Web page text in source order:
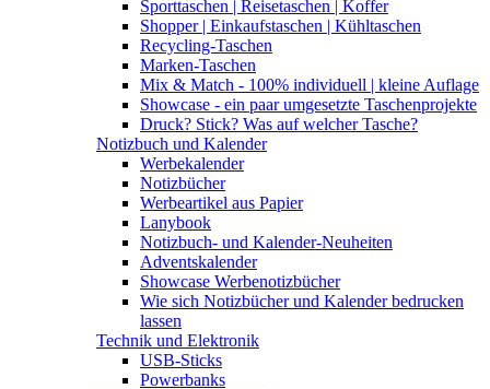
Sporttaschen | Reisetaschen | Koffer
Shopper | Einkaufstaschen | Kühltaschen
Recycling-Taschen
Marken-Taschen
Mix & Match - 100% individuell | kleine Auflage
Showcase - ein paar umgesetzte Taschenprojekte
Druck? Stick? Was auf welcher Tasche?
Notizbuch und Kalender
Werbekalender
Notizbücher
Werbeartikel aus Papier
Lanybook
Notizbuch- und Kalender-Neuheiten
Adventskalender
Showcase Werbenotizbücher
Wie sich Notizbücher und Kalender bedrucken
lassen
Technik und Elektronik
USB-Sticks
Powerbanks